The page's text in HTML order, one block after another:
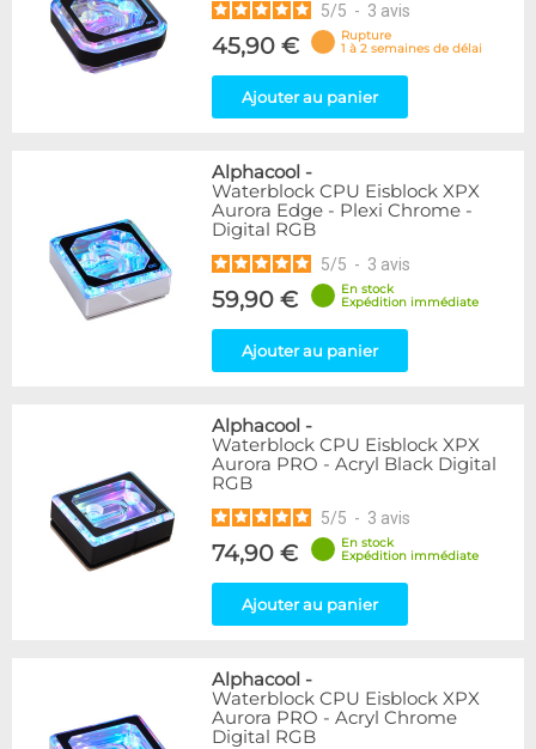
5/5 - 3 avis
45,90 €
Rupture
1 à 2 semaines de délai
Ajouter au panier
Alphacool -
Waterblock CPU Eisblock XPX
Aurora Edge - Plexi Chrome -
Digital RGB
5/5 - 3 avis
59,90 €
En stock
Expédition immédiate
Ajouter au panier
Alphacool -
Waterblock CPU Eisblock XPX
Aurora PRO - Acryl Black Digital
RGB
5/5 - 3 avis
74,90 €
En stock
Expédition immédiate
Ajouter au panier
Alphacool -
Waterblock CPU Eisblock XPX
Aurora PRO - Acryl Chrome
Digital RGB